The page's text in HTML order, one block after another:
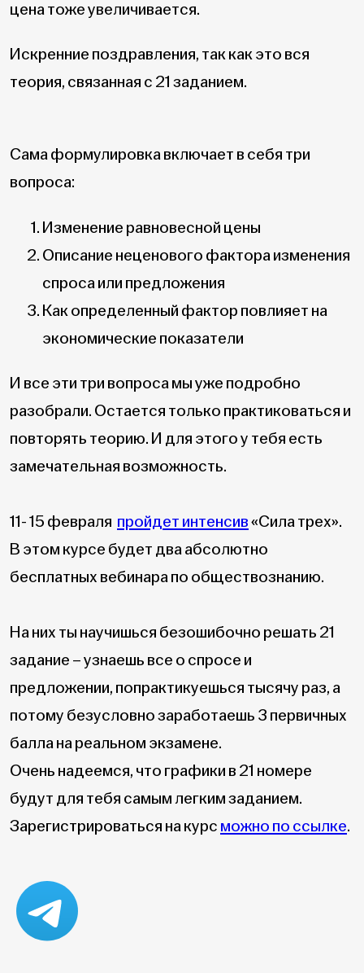
цена тоже увеличивается.
Искренние поздравления, так как это вся
теория, связанная с 21 заданием.
Сама формулировка включает в себя три
вопроса:
Изменение равновесной цены
Описание неценового фактора изменения
спроса или предложения
Как определенный фактор повлияет на
экономические показатели
И все эти три вопроса мы уже подробно
разобрали. Остается только практиковаться и
повторять теорию. И для этого у тебя есть
замечательная возможность.
11- 15 февраля пройдет интенсив«Сила трех».
В этом курсе будет два абсолютно
бесплатных вебинара по обществознанию.
На них ты научишься безошибочно решать 21
задание – узнаешь все о спросе и
предложении, попрактикуешься тысячу раз, а
потому безусловно заработаешь 3 первичных
балла на реальном экзамене.
Очень надеемся, что графики в 21 номере
будут для тебя самым легким заданием.
Зарегистрироваться на курс можно по ссылке.